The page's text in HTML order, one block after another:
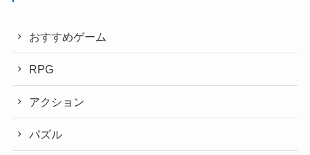
おすすめゲーム
RPG
アクション
パズル